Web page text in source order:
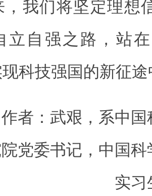
，我们将坚定理想
立自强之路，站
现科技强国的新征
作者：武艰，系中
党委书记，中国
实习